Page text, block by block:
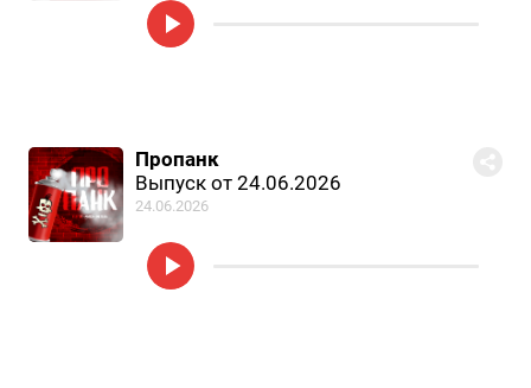
Пропанк
Выпуск от 24.06.2026
24.06.2026